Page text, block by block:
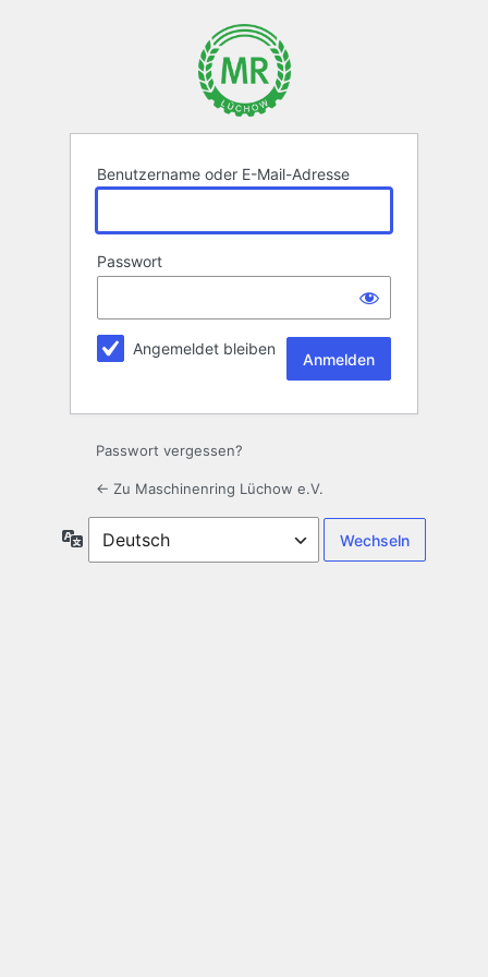
Benutzername oder E-Mail-Adresse
Passwort
Angemeldet bleiben
Passwort vergessen?
← Zu Maschinenring Lüchow e.V.
Sprache